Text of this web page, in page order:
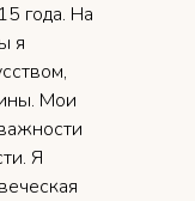
года. На
я
Мои
Я